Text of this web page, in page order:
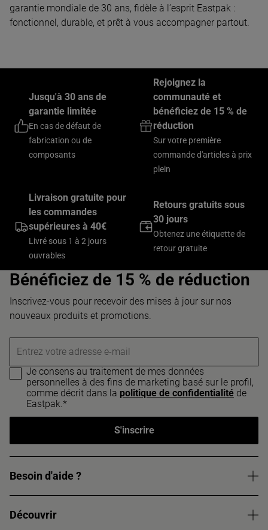
garantie mondiale de 30 ans, fidèle à l’esprit Eastpak :
fonctionnel, durable, et prêt à vous accompagner partout.
Jusqu'à 30 ans de
garantie limitée
En cas de défaut de
fabrication ou de
composants
Rejoignez la
communauté et
bénéficiez de 15 % de
réduction
Sur votre première
commande d'articles à prix
plein
Livraison gratuite pour
les commandes
supérieures à 40€
Livré sous 1 à 2 jours
ouvrables
Retours gratuits sous
30 jours
Obtenez une étiquette de
retour gratuite
Bénéficiez de 15 % de réduction
Inscrivez-vous pour recevoir des mises à jour sur nos
nouveaux produits et promotions.
Entrez votre adresse e-mail
Je consens au traitement de mes données
personnelles à des fins de marketing basé sur le profil,
comme décrit dans la politique de confidentialité de
Eastpak.*
S'inscrire
Besoin d'aide ?
Découvrir